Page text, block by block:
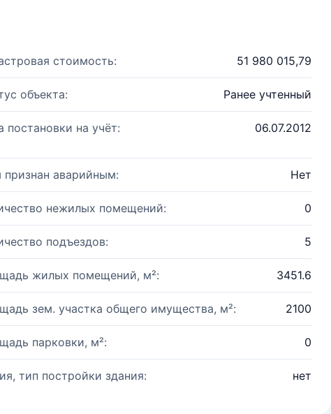
стоимость: 51 980 015,79
объекта: Ранее учтенный
постановки на учёт: 06.07.2012
аварийным: Нет
нежилых помещений: 0
подъездов: 5
жилых помещений, м²: 3451.6
зем. участка общего имущества, м²: 2100
парковки, м²: 0
тип постройки здания: нет